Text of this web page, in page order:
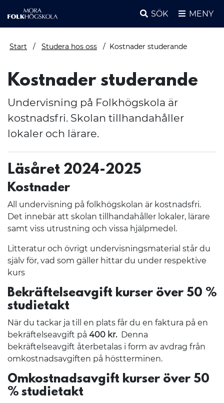
SÖK MENY
Start Studera hos oss Kostnader studerande
Kostnader studerande
Undervisning på Folkhögskola är
kostnadsfri. Skolan tillhandahåller
lokaler och lärare.
Läsåret 2024-2025
Kostnader
All undervisning på folkhögskolan är kostnadsfri.
Det innebär att skolan tillhandahåller lokaler, lärare
samt viss utrustning och vissa hjälpmedel.
Litteratur och övrigt undervisningsmaterial står du
själv för, vad som gäller hittar du under respektive
kurs
Bekräftelseavgift kurser över 50 %
studietakt
När du tackar ja till en plats får du en faktura på en
bekräftelseavgift på 400 kr.Denna
bekräftelseavgift återbetalas i form av avdrag från
omkostnadsavgiften på höstterminen.
Omkostnadsavgift kurser över 50
% studietakt